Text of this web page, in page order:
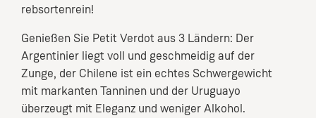
rebsortenrein!
Genießen Sie Petit Verdot aus 3 Ländern: Der
Argentinier liegt voll und geschmeidig auf der
Zunge, der Chilene ist ein echtes Schwergewicht
mit markanten Tanninen und der Uruguayo
überzeugt mit Eleganz und weniger Alkohol.